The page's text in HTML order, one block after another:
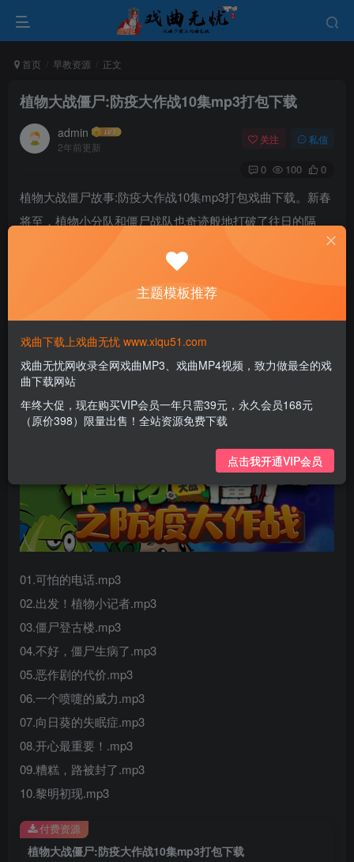
首页 早教资源 正文
植物大战僵尸:防疫大作战10集mp3打包下载
admin
2年前更新
关注 私信
0 100 0
植物大战僵尸故事:防疫大作战10集mp3打包戏曲下载。新春
将至，植物小分队和僵尸战队也奇迹般地打破了往日的隔
阂，在家里欢聚一堂，共同享受着包饺子的快乐时光。突然
间，一阵急促的电话铃声划破了这份祥和，疯狂戴夫在电话
里急匆匆地告诉大家一个了不得的消息：一种怪病正在城市
01.可怕的电话.mp3
02.出发！植物小记者.mp3
03.僵尸登古楼.mp3
04.不好，僵尸生病了.mp3
05.恶作剧的代价.mp3
06.一个喷嚏的威力.mp3
07.向日葵的失眠症.mp3
08.开心最重要！.mp3
09.糟糕，路被封了.mp3
10.黎明初现.mp3
植物大战僵尸:防疫大作战10集mp3打包下载
付费资源
主题模板推荐
戏曲下载上戏曲无忧 www.xiqu51.com
戏曲无忧网收录全网戏曲MP3、戏曲MP4视频，致力做最全的戏
曲下载网站
年终大促，现在购买VIP会员一年只需39元，永久会员168元
（原价398）限量出售！全站资源免费下载
点击我开通VIP会员